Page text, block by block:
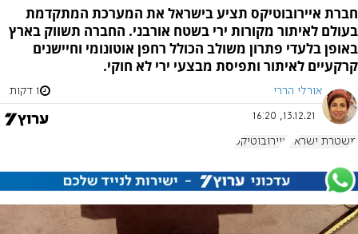
חברת איירובוטיקס תציע בישראל את המערכת המתקדמת
בעולם לאיתור מקורות ירי בשטח אורבני. החברה תשווק בארץ
באופן בלעדי פתרון משולב הכולל רחפן אוטונומי וחיישנים
קרקעיים לאיתור ותפיסת מבצעי ירי לא חוקי.
אורלי הררי 1 דקות
13.12.21, 16:20
משטרת ישראל איירובוטיקס